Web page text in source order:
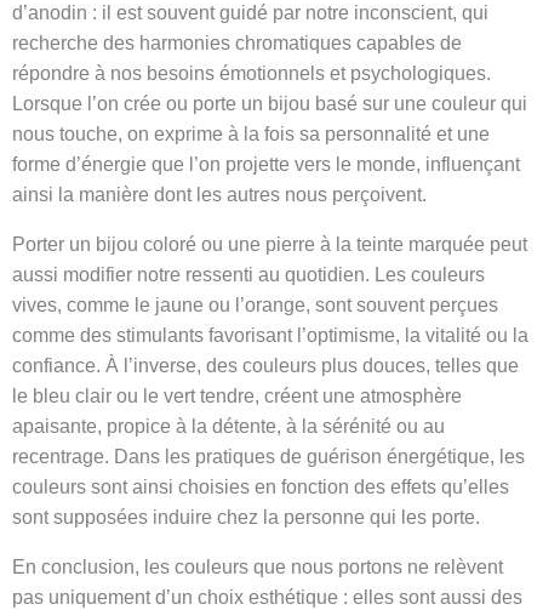
d’anodin : il est souvent guidé par notre inconscient, qui
recherche des harmonies chromatiques capables de
répondre à nos besoins émotionnels et psychologiques.
Lorsque l’on crée ou porte un bijou basé sur une couleur qui
nous touche, on exprime à la fois sa personnalité et une
forme d’énergie que l’on projette vers le monde, influençant
ainsi la manière dont les autres nous perçoivent.
Porter un bijou coloré ou une pierre à la teinte marquée peut
aussi modifier notre ressenti au quotidien. Les couleurs
vives, comme le jaune ou l’orange, sont souvent perçues
comme des stimulants favorisant l’optimisme, la vitalité ou la
confiance. À l’inverse, des couleurs plus douces, telles que
le bleu clair ou le vert tendre, créent une atmosphère
apaisante, propice à la détente, à la sérénité ou au
recentrage. Dans les pratiques de guérison énergétique, les
couleurs sont ainsi choisies en fonction des effets qu’elles
sont supposées induire chez la personne qui les porte.
En conclusion, les couleurs que nous portons ne relèvent
pas uniquement d’un choix esthétique : elles sont aussi des